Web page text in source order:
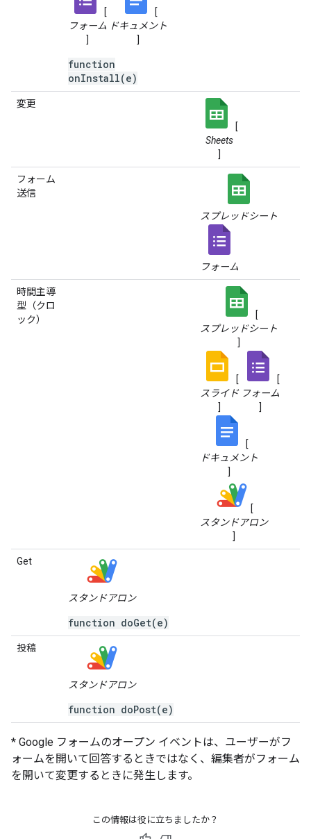
[
フォーム
]
[
ドキュメント
]
function
onInstall(e)
変更
[
Sheets
]
フォーム
送信
スプレッドシート
フォーム
時間主導
型（クロ
ック）
[
スプレッドシート
]
[
スライド
]
[
フォーム
]
[
ドキュメント
]
[
スタンドアロン
]
Get
スタンドアロン
function doGet(e)
投稿
スタンドアロン
function doPost(e)
* Google フォームのオープン イベントは、ユーザーがフ
ォームを開いて回答するときではなく、編集者がフォーム
を開いて変更するときに発生します。
この情報は役に立ちましたか？